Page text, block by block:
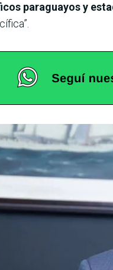
paraguayos y